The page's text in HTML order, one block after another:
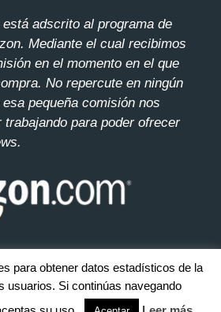
está adscrito al programa de
Mediante el cual recibimos
en el momento en el que
No repercute en ningún
pequeña comisión nos
trabajando para poder ofrecer
Todos los derecho reservados.Mapa
del sitio
para obtener datos estadísticos de la
usuarios. Si continúas navegando